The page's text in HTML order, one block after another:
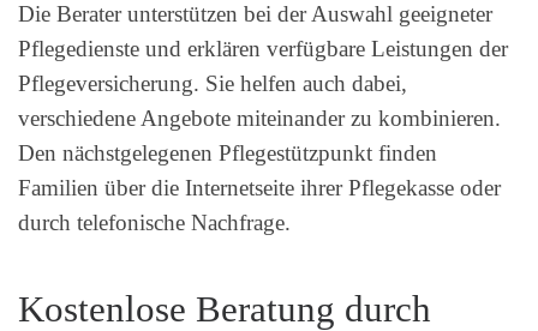
Die Berater unterstützen bei der Auswahl geeigneter
Pflegedienste und erklären verfügbare Leistungen der
Pflegeversicherung. Sie helfen auch dabei,
verschiedene Angebote miteinander zu kombinieren.
Den nächstgelegenen Pflegestützpunkt finden
Familien über die Internetseite ihrer Pflegekasse oder
durch telefonische Nachfrage.
Kostenlose Beratung durch